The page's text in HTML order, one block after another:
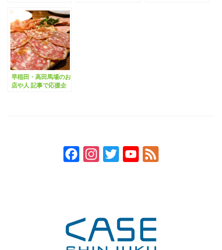
かはし」
早稲田・高田馬場のお
店や人 記事で応援企
Facebook
Instagram
TwitterYouTube